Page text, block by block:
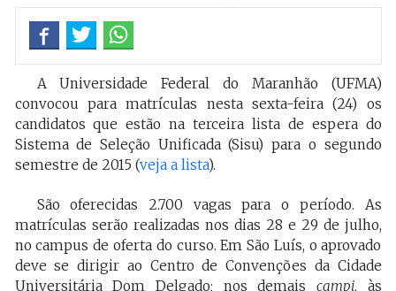
A Universidade Federal do Maranhão (UFMA)
convocou para matrículas nesta sexta-feira (24) os
candidatos que estão na terceira lista de espera do
Sistema de Seleção Unificada (Sisu) para o segundo
semestre de 2015 (veja a lista).
São oferecidas 2.700 vagas para o período. As
matrículas serão realizadas nos dias 28 e 29 de julho,
no campus de oferta do curso. Em São Luís, o aprovado
deve se dirigir ao Centro de Convenções da Cidade
Universitária Dom Delgado; nos demais campi, às